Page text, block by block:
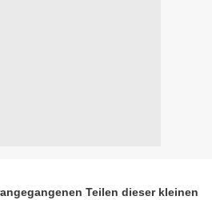
Teilen dieser kleinen